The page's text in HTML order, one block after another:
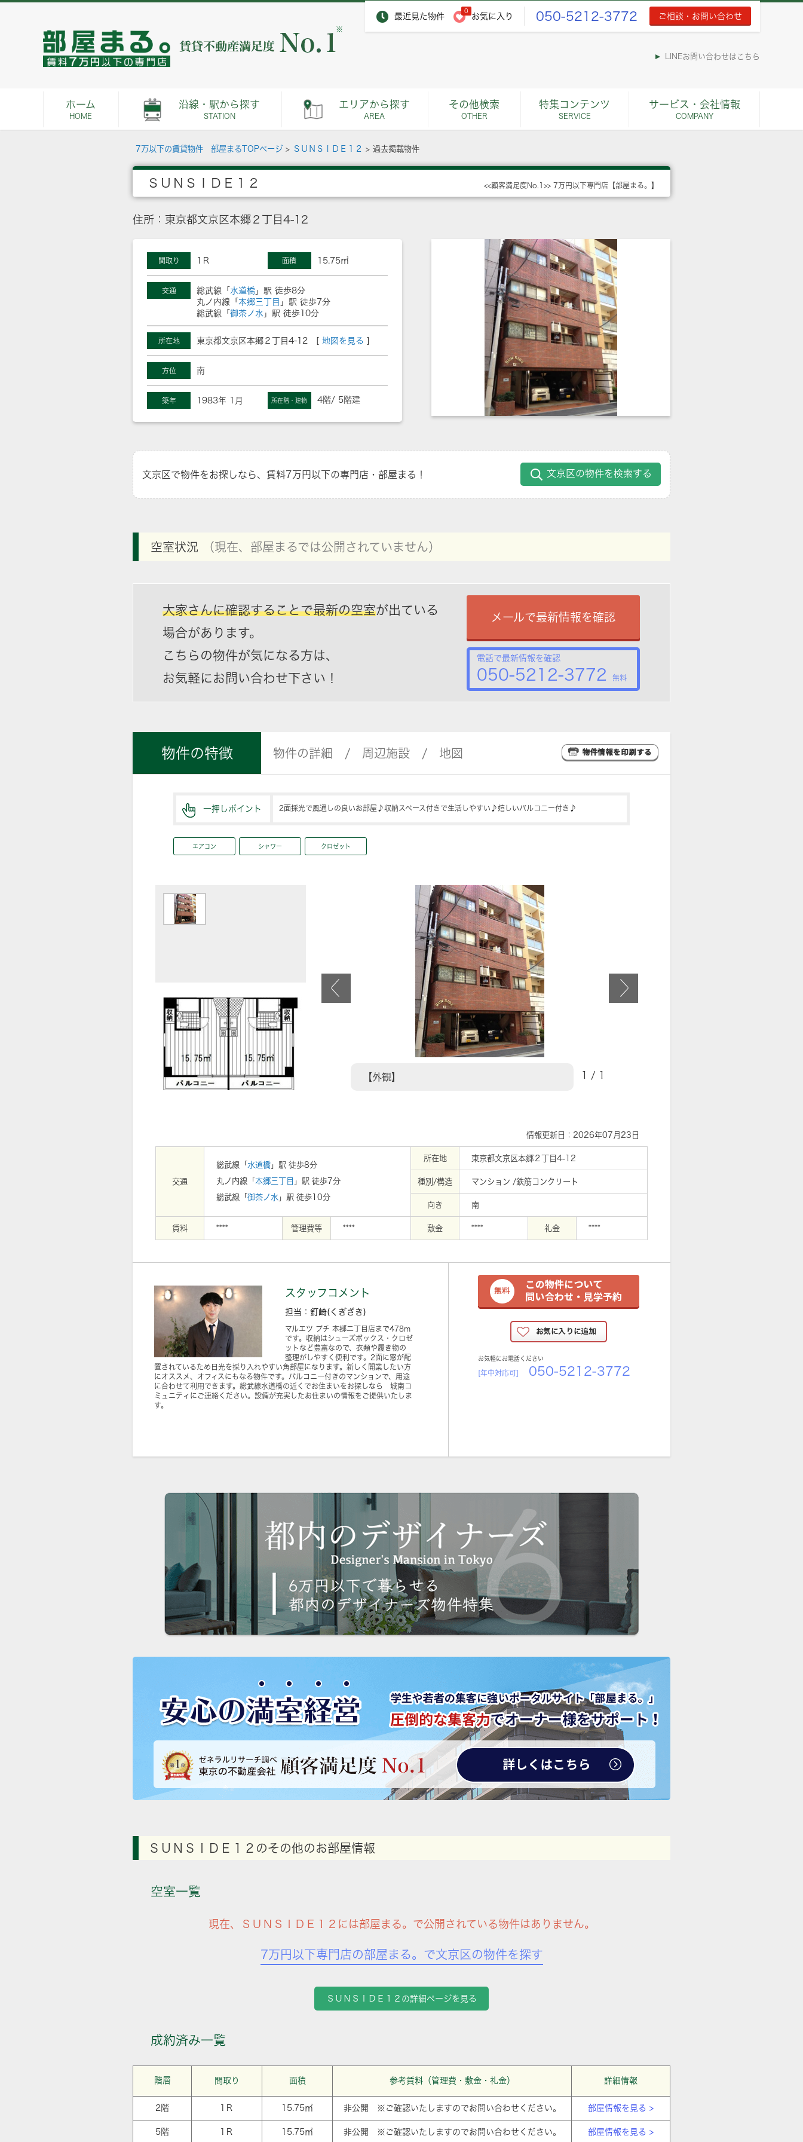
最近見た物件
0
お気に入り 050-5212-3772 ご相談・お問い合わせ
※
LINEお問い合わせはこちら
ホーム
HOME
沿線・駅から探す
STATION
エリアから探す
AREA
その他検索
OTHER
特集コンテンツ
SERVICE
サービス・会社情報
COMPANY
7万以下の賃貸物件 部屋まるTOPページ > ＳＵＮＳＩＤＥ１２ > 過去掲載物件
ＳＵＮＳＩＤＥ１２ <<顧客満足度No.1>> 7万円以下専門店【部屋まる。】
住所：東京都文京区本郷２丁目4-12
間取り 1Ｒ 面積 15.75㎡
交通 総武線「 水道橋 」駅 徒歩8分
丸ノ内線「 本郷三丁目 」駅 徒歩7分
総武線「 御茶ノ水 」駅 徒歩10分
所在地 東京都文京区本郷２丁目4-12 [ 地図を見る
方位 南
築年 1983年 1月 所在階・建物 4階/ 5階建
文京区で物件をお探しなら、賃料7万円以下の専門店・部屋まる！ 文京区の物件を検索する
空室状況 （現在、部屋まるでは公開されていません）
大家さんに確認することで最新の空室が出ている
場合があります。
こちらの物件が気になる方は、
お気軽にお問い合わせ下さい！
メールで最新情報を確認
電話で最新情報を確認
050-5212-3772 無料
物件の特徴 物件の詳細 周辺施設 地図
一押しポイント 2面採光で風通しの良いお部屋♪収納スペース付きで生活しやすい♪嬉しいバルコニー付き♪
エアコン シャワー クロゼット
【外観】 1 / 1
情報更新日：2026年07月23日
交通
総武線「 水道橋 」駅 徒歩8分
丸ノ内線「 本郷三丁目 」駅 徒歩7分
総武線「 御茶ノ水 」駅 徒歩10分
所在地 東京都文京区本郷２丁目4-12
種別/構造 マンション /鉄筋コンクリート
向き 南
賃料 **** 管理費等 **** 敷金 **** 礼金 ****
スタッフコメント
担当：釘崎(くぎざき)
マルエツ プチ 本郷二丁目店まで478m
です。収納はシューズボックス・クロゼ
ットなど豊富なので、衣類や履き物の
整理がしやすく便利です。2面に窓が配
置されているため日光を採り入れやすい角部屋になります。新しく開業したい方
にオススメ、オフィスにもなる物件です。バルコニー付きのマンションで、用途
に合わせて利用できます。総武線水道橋の近くでお住まいをお探しなら 城南コ
ミュニティにご連絡ください。設備が充実したお住まいの情報をご提供いたしま
す。
お気軽にお電話ください
[年中対応可] 050-5212-3772
ＳＵＮＳＩＤＥ１２のその他のお部屋情報
空室一覧
現在、ＳＵＮＳＩＤＥ１２には部屋まる。で公開されている物件はありません。
7万円以下専門店の部屋まる。で文京区の物件を探す
ＳＵＮＳＩＤＥ１２の詳細ページを見る
成約済み一覧
階層 間取り 面積 参考賃料（管理費・敷金・礼金） 詳細情報
2階 1Ｒ 15.75㎡ 非公開 ※ご確認いたしますのでお問い合わせください。 部屋情報を見る >
5階 1Ｒ 15.75㎡ 非公開 ※ご確認いたしますのでお問い合わせください。 部屋情報を見る >